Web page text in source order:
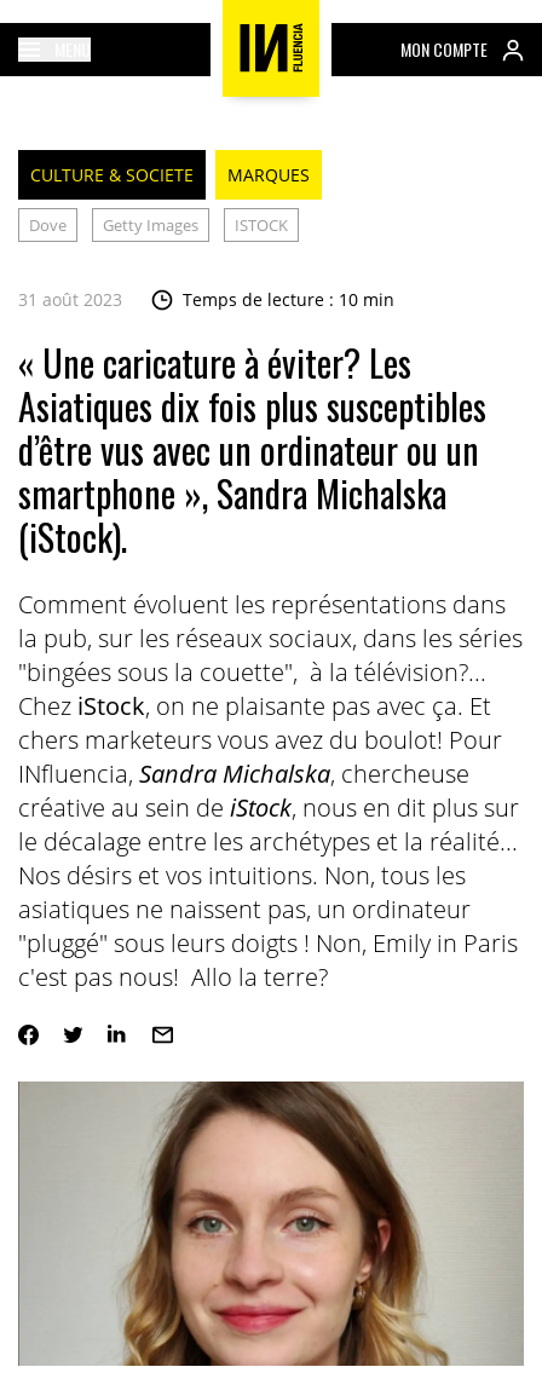
MON COMPTE
CULTURE & SOCIETE MARQUES
Dove Getty Images ISTOCK
31 août 2023 Temps de lecture : 10 min
« Une caricature à éviter? Les
Asiatiques dix fois plus susceptibles
d’être vus avec un ordinateur ou un
smartphone », Sandra Michalska
(iStock).
Comment évoluent les représentations dans
la pub, sur les réseaux sociaux, dans les séries
"bingées sous la couette", à la télévision?...
CheziStock, on ne plaisante pas avec ça. Et
chers marketeurs vous avez du boulot! Pour
INfluencia, Sandra Michalska, chercheuse
créative au sein de iStock, nous en dit plus sur
le décalage entre les archétypes et la réalité...
Nos désirs et vos intuitions. Non, tous les
asiatiques ne naissent pas, un ordinateur
"pluggé" sous leurs doigts ! Non, Emily in Paris
c'est pas nous! Allo la terre?